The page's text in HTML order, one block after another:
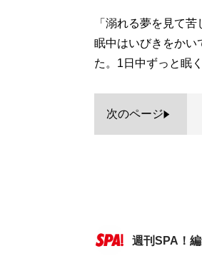
「溺れる夢を見て
眠中はいびきをかい
た。1日中ずっと眠
次のページ
週刊SPA！